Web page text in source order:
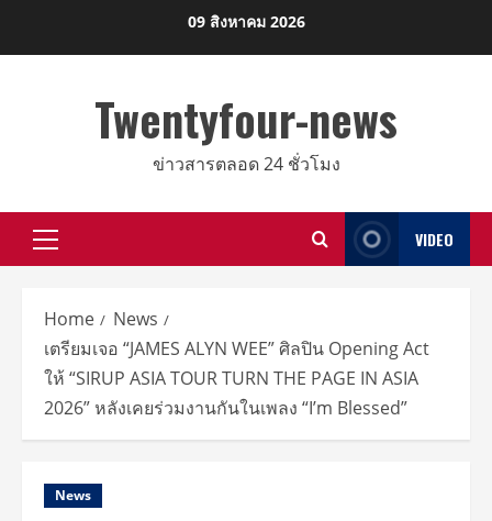
09 สิงหาคม 2026
Twentyfour-news
ข่าวสารตลอด 24 ชั่วโมง
Primary
VIDEO
Home
News
เตรียมเจอ “JAMES ALYN WEE” ศิลปิน Opening Act
ให้ “SIRUP ASIA TOUR TURN THE PAGE IN ASIA
2026” หลังเคยร่วมงานกันในเพลง “I’m Blessed”
News